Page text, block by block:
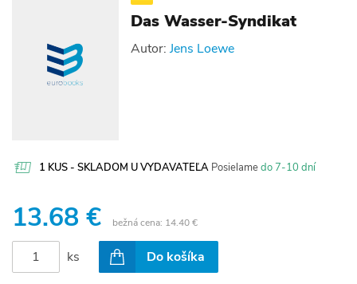
Das Wasser-Syndikat
Autor: Jens Loewe
1 KUS - SKLADOM U VYDAVATEĽA Posielamedo 7-10 dní
13.68 € bežná cena: 14.40 €
ks Do košíka